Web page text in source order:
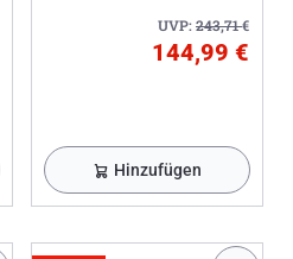
UVP:243,71€
144,99 €
Hinzufügen